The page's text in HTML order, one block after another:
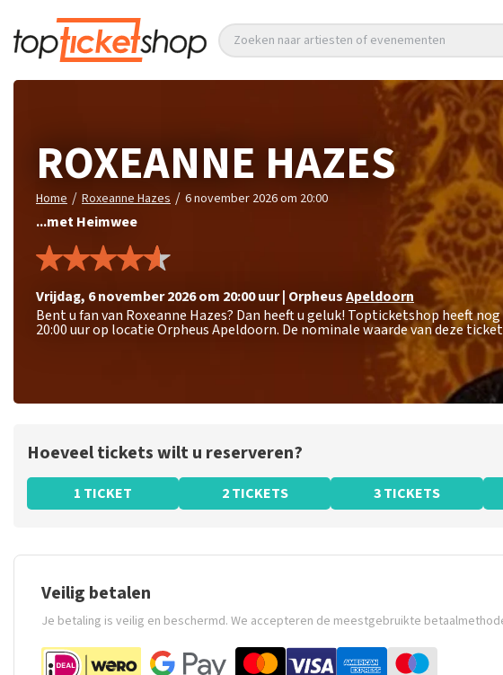
Zoeken naar artiesten of evenementen
ROXEANNE HAZES
Home / Roxeanne Hazes / 6 november 2026 om 20:00
...met Heimwee
vrijdag, 6 november 2026 om 20:00uur| OrpheusApeldoorn
Bent u fan van Roxeanne Hazes? Dan heeft u geluk! Topticketshop heeft
20:00 uur op locatie Orpheus Apeldoorn. De nominale waarde van deze
Hoeveel tickets wilt u reserveren?
1 TICKET 2 TICKETS 3 TICKETS
Veilig betalen
Je betaling is veilig en beschermd. We accepteren de meestgebruikte